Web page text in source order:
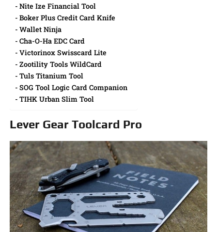
Nite Ize Financial Tool
Boker Plus Credit Card Knife
Wallet Ninja
Cha-O-Ha EDC Card
Victorinox Swisscard Lite
Zootility Tools WildCard
Tuls Titanium Tool
SOG Tool Logic Card Companion
TIHK Urban Slim Tool
Lever Gear Toolcard Pro